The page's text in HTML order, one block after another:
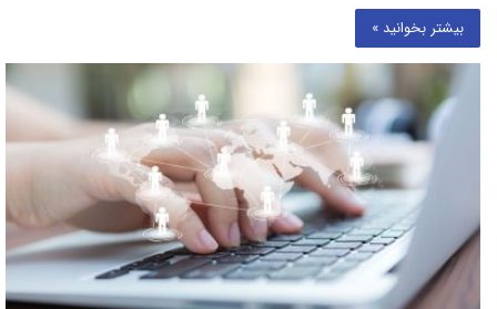
بیشتر بخوانید »